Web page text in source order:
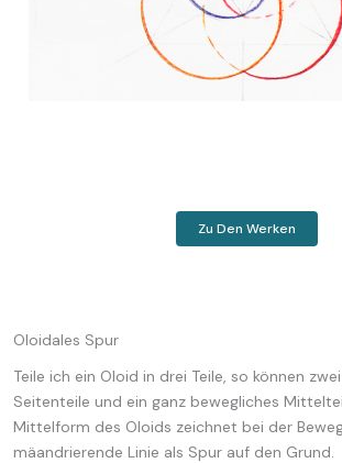
Zu Den Werken
Oloidales Spur
Teile ich ein Oloid in drei Teile, so können
Seitenteile und ein ganz bewegliches
Mittelform des Oloids zeichnet bei der
mäandrierende Linie als Spur auf den Grund.